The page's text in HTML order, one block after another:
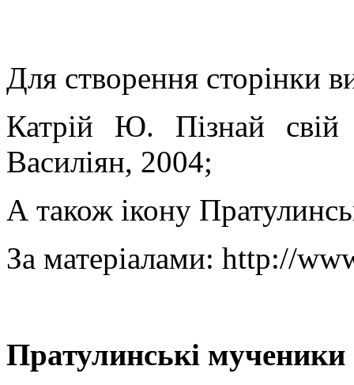
Для створення сторінки
Катрій Ю. Пізнай
Василіян, 2004;
А також ікону
За матеріалами: http://
Пратулинські мученики